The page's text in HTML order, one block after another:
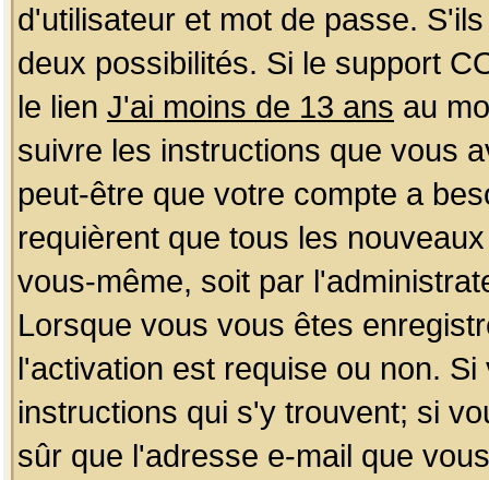
d'utilisateur et mot de passe.
deux possibilités. Si le support
le lien J'ai moins de 13 ans au
suivre les instructions que vous
peut-être que votre compte a
requièrent que tous les
vous-même, soit par
Lorsque vous vous êtes
l'activation est requise ou non.
instructions qui s'y trouvent; si
sûr que l'adresse e-mail que